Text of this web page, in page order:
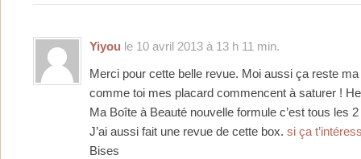
Yiyou le 10 avril 2013 à 13 h 11 min.
Merci pour cette belle revue. Moi aussi ça reste
comme toi mes placard commencent à saturer !
Ma Boîte à Beauté nouvelle formule c’est tous les
J’ai aussi fait une revue de cette box. si ça
Bises